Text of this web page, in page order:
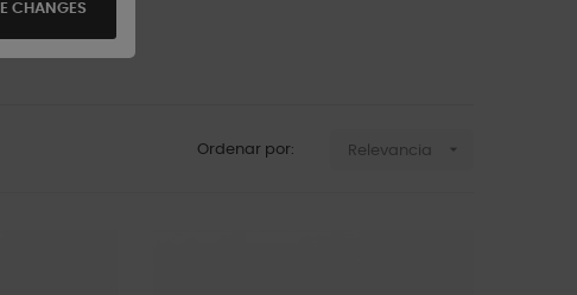
CHANGES
Ordenar por: Relevancia 